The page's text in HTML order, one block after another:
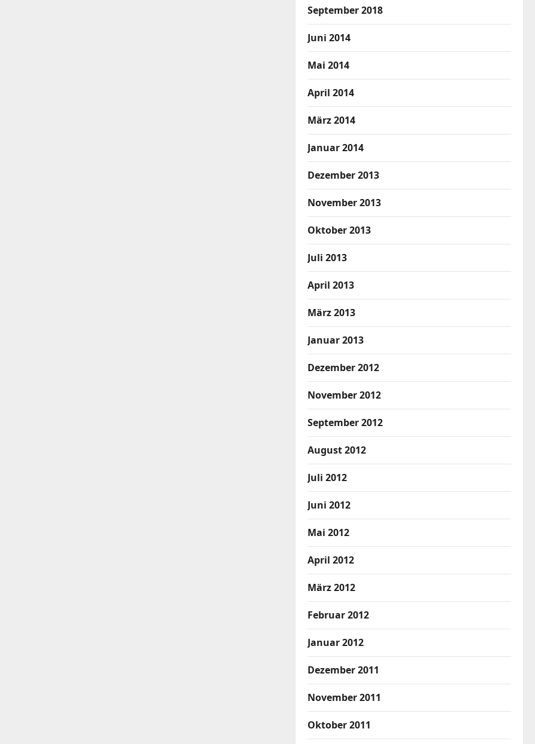
September 2018
Juni 2014
Mai 2014
April 2014
März 2014
Januar 2014
Dezember 2013
November 2013
Oktober 2013
Juli 2013
April 2013
März 2013
Januar 2013
Dezember 2012
November 2012
September 2012
August 2012
Juli 2012
Juni 2012
Mai 2012
April 2012
März 2012
Februar 2012
Januar 2012
Dezember 2011
November 2011
Oktober 2011